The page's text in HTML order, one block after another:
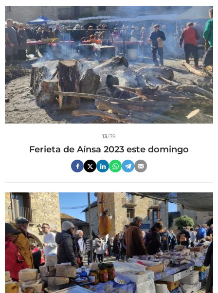
13/39
Ferieta de Aínsa 2023 este domingo